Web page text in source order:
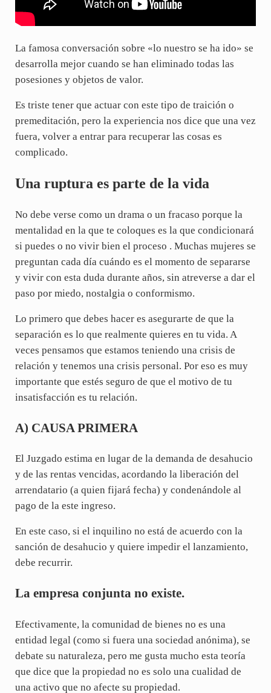
La famosa conversación sobre «lo nuestro se ha ido» se
desarrolla mejor cuando se han eliminado todas las
posesiones y objetos de valor.
Es triste tener que actuar con este tipo de traición o
premeditación, pero la experiencia nos dice que una vez
fuera, volver a entrar para recuperar las cosas es
complicado.
Una ruptura es parte de la vida
No debe verse como un drama o un fracaso porque la
mentalidad en la que te coloques es la que condicionará
si puedes o no vivir bien el proceso . Muchas mujeres se
preguntan cada día cuándo es el momento de separarse
y vivir con esta duda durante años, sin atreverse a dar el
paso por miedo, nostalgia o conformismo.
Lo primero que debes hacer es asegurarte de que la
separación es lo que realmente quieres en tu vida. A
veces pensamos que estamos teniendo una crisis de
relación y tenemos una crisis personal. Por eso es muy
importante que estés seguro de que el motivo de tu
insatisfacción es tu relación.
A) CAUSA PRIMERA
El Juzgado estima en lugar de la demanda de desahucio
y de las rentas vencidas, acordando la liberación del
arrendatario (a quien fijará fecha) y condenándole al
pago de la este ingreso.
En este caso, si el inquilino no está de acuerdo con la
sanción de desahucio y quiere impedir el lanzamiento,
debe recurrir.
La empresa conjunta no existe.
Efectivamente, la comunidad de bienes no es una
entidad legal (como si fuera una sociedad anónima), se
debate su naturaleza, pero me gusta mucho esta teoría
que dice que la propiedad no es solo una cualidad de
una activo que no afecte su propiedad.